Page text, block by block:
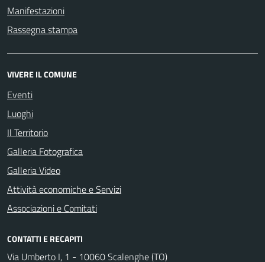
Manifestazioni
Rassegna stampa
VIVERE IL COMUNE
Eventi
Luoghi
Il Territorio
Galleria Fotografica
Galleria Video
Attività economiche e Servizi
Associazioni e Comitati
CONTATTI E RECAPITI
Via Umberto I, 1 - 10060 Scalenghe (TO)